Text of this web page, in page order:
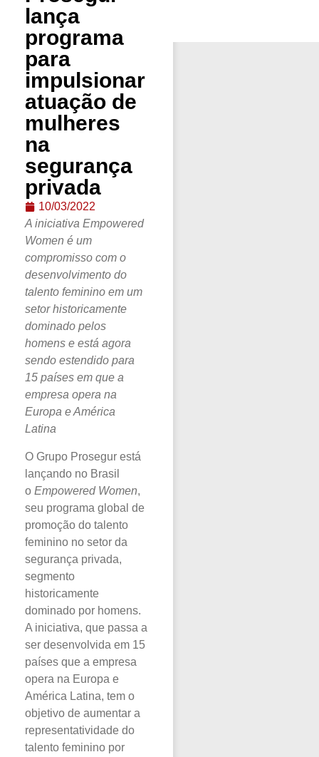
lança
programa
para
impulsionar
atuação de
mulheres
na
segurança
privada
10/03/2022
A iniciativa Empowered
Women é um
compromisso com o
desenvolvimento do
talento feminino em um
setor historicamente
dominado pelos
homens e está agora
sendo estendido para
15 países em que a
empresa opera na
Europa e América
Latina
O Grupo Prosegur está
lançando no Brasil
o Empowered Women,
seu programa global de
promoção do talento
feminino no setor da
segurança privada,
segmento
historicamente
dominado por homens.
A iniciativa, que passa a
ser desenvolvida em 15
países que a empresa
opera na Europa e
América Latina, tem o
objetivo de aumentar a
representatividade do
talento feminino por